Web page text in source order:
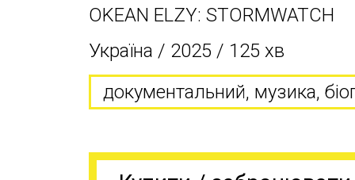
OKEAN ELZY: STORMWATCH
Україна / 2025 / 125 хв
документальний, музика,